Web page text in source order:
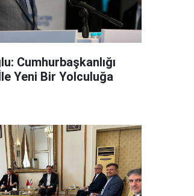
Cumhurbaşkanlığı
Yeni Bir Yolculuğa